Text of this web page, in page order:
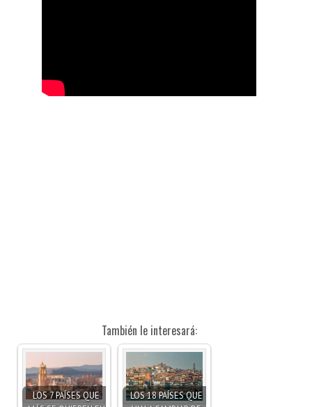
También le interesará:
LOS 7 PAÍSES QUE
LOS 18 PAÍSES QUE